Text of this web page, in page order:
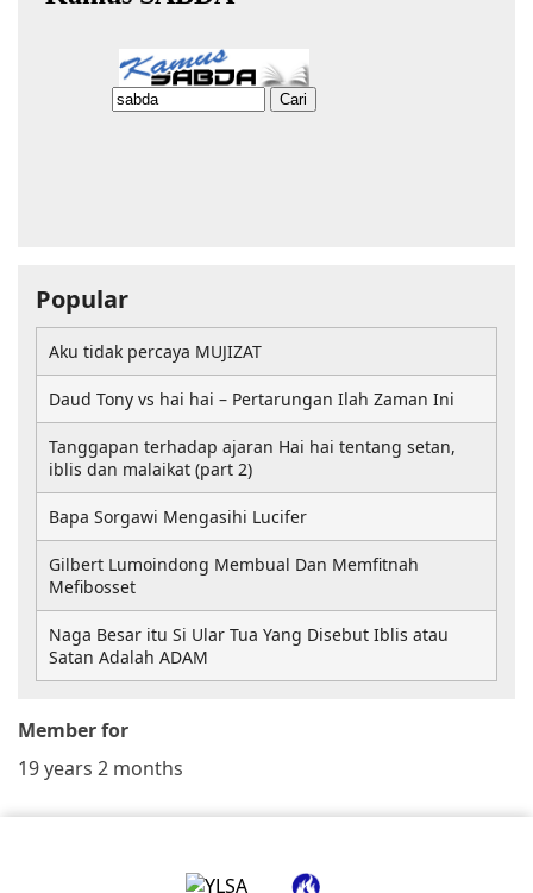
Member for
19 years 2 months
Popular
Aku tidak percaya MUJIZAT
Daud Tony vs hai hai – Pertarungan Ilah Zaman Ini
Tanggapan terhadap ajaran Hai hai tentang setan,
iblis dan malaikat (part 2)
Bapa Sorgawi Mengasihi Lucifer
Gilbert Lumoindong Membual Dan Memfitnah
Mefibosset
Naga Besar itu Si Ular Tua Yang Disebut Iblis atau
Satan Adalah ADAM